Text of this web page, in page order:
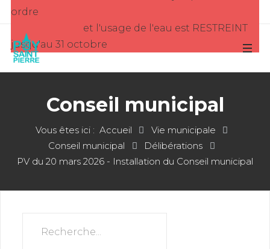
ordre
et l'usage de l'eau est RESTREINT
jusqu'au 31 octobre
Conseil municipal
Vous êtes ici : Accueil
Vie municipale
Conseil municipal
Délibérations
PV du 20 mars 2026 - Installation du Conseil municipal